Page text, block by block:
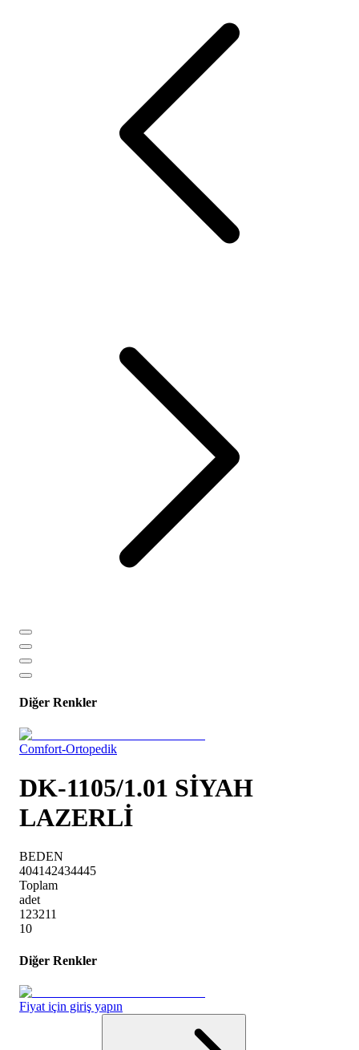
Diğer Renkler
Comfort-Ortopedik
DK-1105/1.01 SİYAH
LAZERLİ
BEDEN
404142434445
Toplam
adet
123211
10
Diğer Renkler
Fiyat için giriş yapın